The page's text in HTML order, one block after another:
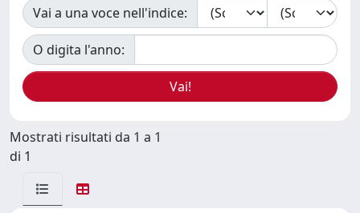
Vai a una voce nell'indice:
O digita l'anno:
Mostrati risultati da 1 a 1
di 1